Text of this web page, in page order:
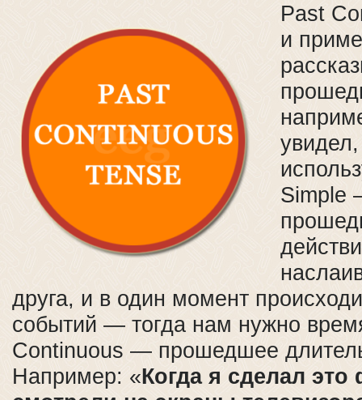
Past
и
Simple
друга, и в один момент
событий — тогда нам нужно
Continuous — прошедшее
Например: «Когда я сделал это